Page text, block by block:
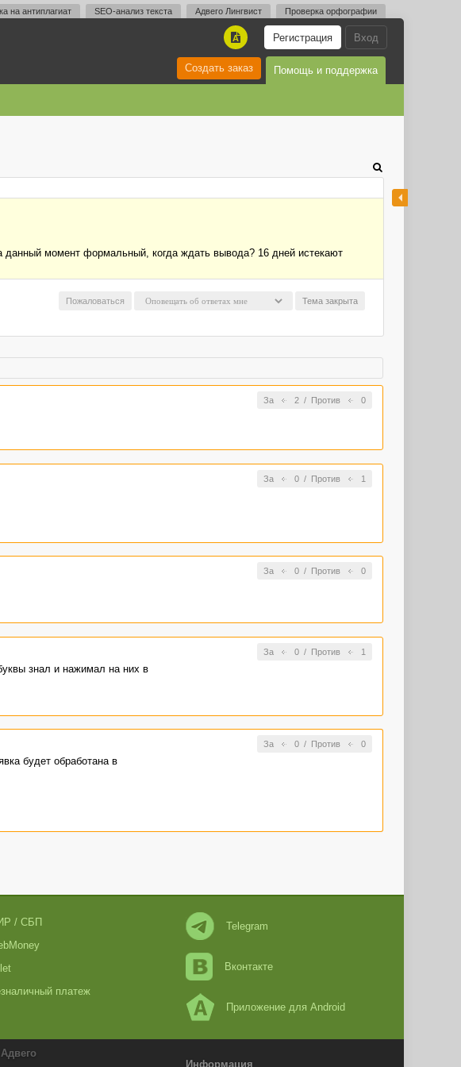
на антиплагиат SEO-анализ текста Адвего Лингвист Проверка орфографии
Вход
Регистрация
A
Помощь и поддержка
Создать заказ
момент формальный, когда ждать вывода? 16 дней истекают
Тема закрыта
Пожаловаться
За 2/ Против 0
За 0/ Против 1
За 0/ Против 0
За 0/ Против 1
знал и нажимал на них в
За 0/ Против 0
будет обработана в
/ СБП
платеж
Telegram
Вконтакте
Приложение для Android
Информация